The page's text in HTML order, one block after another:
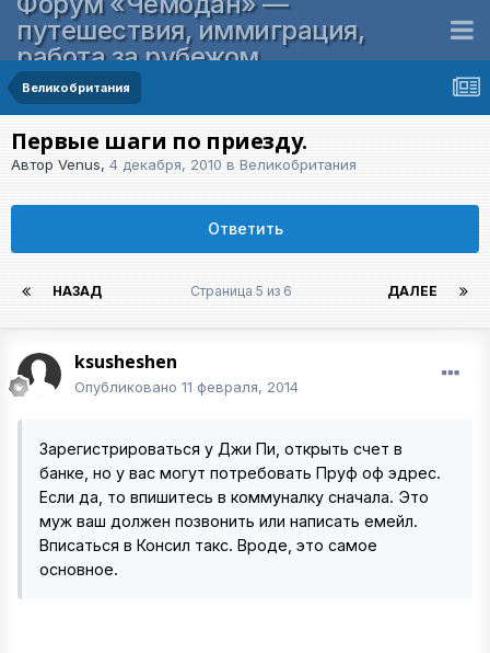
путешествия, иммиграция,
работа за рубежом
Великобритания
Первые шаги по приезду.
Автор Venus, 4 декабря, 2010 в Великобритания
Ответить
НАЗАД ДАЛЕЕ
Страница 5 из 6
ksusheshen
Опубликовано 11 февраля, 2014
Зарегистрироваться у Джи Пи, открыть счет в
банке, но у вас могут потребовать Пруф оф эдрес.
Если да, то впишитесь в коммуналку сначала. Это
муж ваш должен позвонить или написать емейл.
Вписаться в Консил такс. Вроде, это самое
основное.